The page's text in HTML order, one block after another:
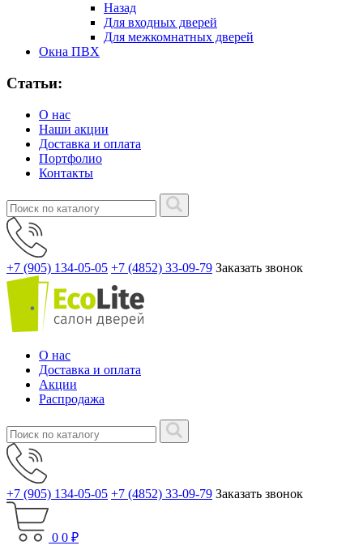
Назад
Для входных дверей
Для межкомнатных дверей
Окна ПВХ
Статьи:
О нас
Наши акции
Доставка и оплата
Портфолио
Контакты
+7 (905) 134-05-05 +7 (4852) 33-09-79 Заказать звонок
О нас
Доставка и оплата
Акции
Распродажа
+7 (905) 134-05-05 +7 (4852) 33-09-79 Заказать звонок
0 0 ₽